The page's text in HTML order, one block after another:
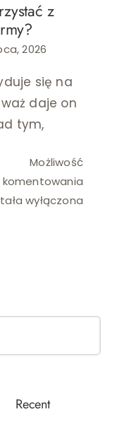
z
2026
się na
daje on
tym,
Możliwość
komentowania
wyłączona
Recent